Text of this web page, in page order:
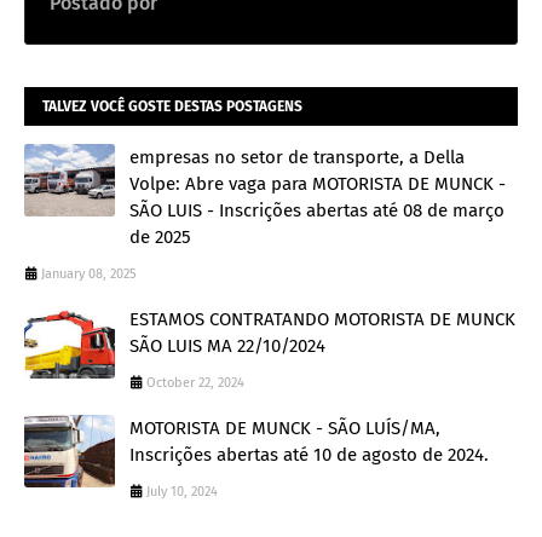
TALVEZ VOCÊ GOSTE DESTAS POSTAGENS
empresas no setor de transporte, a Della
Volpe: Abre vaga para MOTORISTA DE MUNCK -
SÃO LUIS - Inscrições abertas até 08 de março
de 2025
January 08, 2025
ESTAMOS CONTRATANDO MOTORISTA DE MUNCK
SÃO LUIS MA 22/10/2024
October 22, 2024
MOTORISTA DE MUNCK - SÃO LUÍS/MA,
Inscrições abertas até 10 de agosto de 2024.
July 10, 2024